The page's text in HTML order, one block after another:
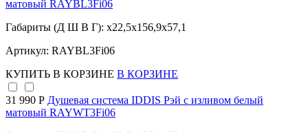
матовый RAYBL3Fi06
Габариты (Д Ш В Г): x22,5x156,9x57,1
Артикул: RAYBL3Fi06
КУПИТЬ В КОРЗИНЕ В КОРЗИНЕ
31 990 Р Душевая система IDDIS Рэй с изливом белый
матовый RAYWT3Fi06